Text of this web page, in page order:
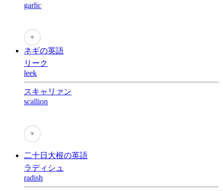
garlic
♥
ネギの英語
リーク
leek
スキャリァン
scallion
♥
二十日大根の英語
ラディシュ
radish